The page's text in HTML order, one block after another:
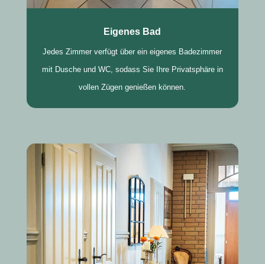
Eigenes Bad
Jedes Zimmer verfügt über ein eigenes Badezimmer
mit Dusche und WC, sodass Sie Ihre Privatsphäre in
vollen Zügen genießen können.